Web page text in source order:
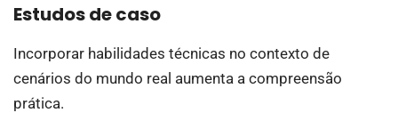
Estudos de caso
Incorporar habilidades técnicas no contexto de
cenários do mundo real aumenta a compreensão
prática.